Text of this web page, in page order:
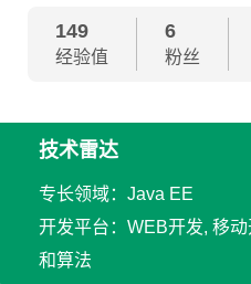
149
经验值
6
粉丝
技术雷达
专长领域：Java EE
开发平台：WEB开发, 移
和算法